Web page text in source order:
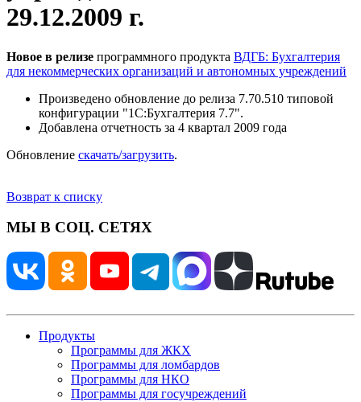
29.12.2009 г.
Новое в релизе программного продукта ВДГБ: Бухгалтерия
для некоммерческих организаций и автономных учреждений
Произведено обновление до релиза 7.70.510 типовой
конфигурации "1С:Бухгалтерия 7.7".
Добавлена отчетность за 4 квартал 2009 года
Обновление скачать/загрузить.
Возврат к списку
МЫ В СОЦ. СЕТЯХ
Продукты
Программы для ЖКХ
Программы для ломбардов
Программы для НКО
Программы для госучреждений